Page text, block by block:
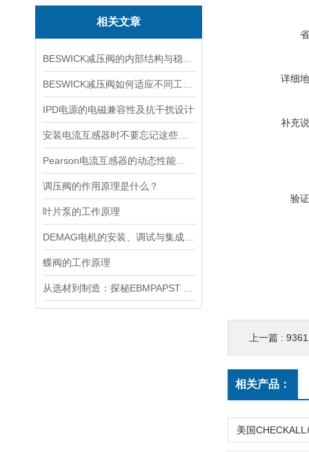
相关文章
IPD电源的电磁兼容性及抗干扰设计
调压阀的作用原理是什么？
叶片泵的工作原理
蝶阀的工作原理
详细
补充
验
上一篇 :
相关产品：